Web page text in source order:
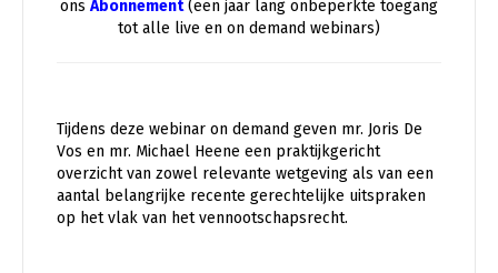
ons Abonnement(een jaar lang onbeperkte toegang
tot alle live en on demand webinars)
Tijdens deze webinar on demand geven mr. Joris De
Vos en mr. Michael Heene een praktijkgericht
overzicht van zowel relevante wetgeving als van een
aantal belangrijke recente gerechtelijke uitspraken
op het vlak van het vennootschapsrecht.